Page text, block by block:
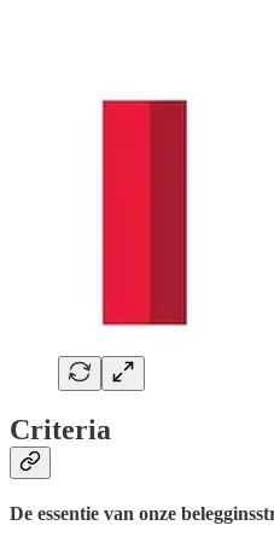
Criteria
De essentie van onze